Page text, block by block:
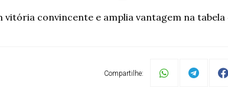
vitória convincente e amplia vantagem na
Compartilhe: